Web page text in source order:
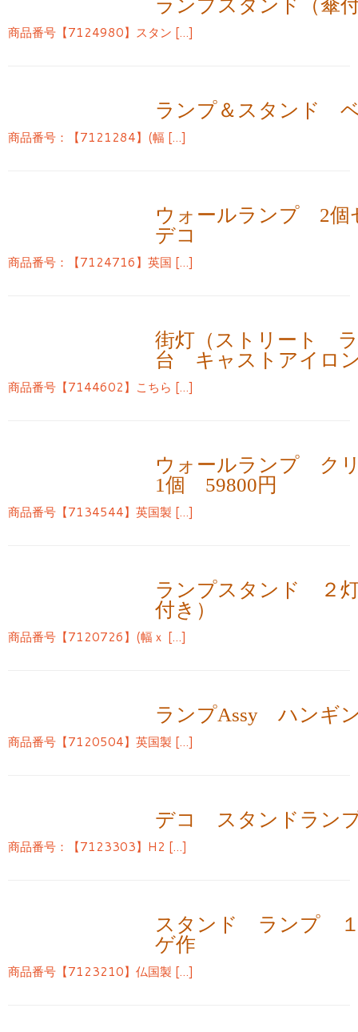
ランプスタンド（傘
商品番号【7124980】スタン […]
ランプ＆スタンド
商品番号：【7121284】(幅 […]
ウォールランプ 2
デコ
商品番号：【7124716】英国 […]
街灯（ストリート
台 キャストアイロ
商品番号【7144602】こちら […]
ウォールランプ
1個 59800円
商品番号【7134544】英国製 […]
ランプスタンド ２
付き）
商品番号【7120726】(幅ｘ […]
ランプAssy ハン
商品番号【7120504】英国製 […]
デコ スタンドラン
商品番号：【7123303】H2 […]
スタンド ランプ
ゲ作
商品番号【7123210】仏国製 […]